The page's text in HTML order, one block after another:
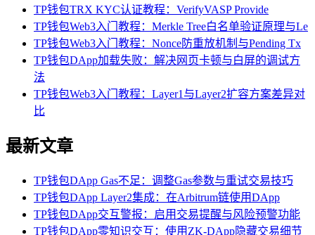
TP钱包TRX KYC认证教程：VerifyVASP Provide
TP钱包Web3入门教程：Merkle Tree白名单验证原理与Le
TP钱包Web3入门教程：Nonce防重放机制与Pending Tx
TP钱包DApp加载失败：解决网页卡顿与白屏的调试方
法
TP钱包Web3入门教程：Layer1与Layer2扩容方案差异对
比
最新文章
TP钱包DApp Gas不足：调整Gas参数与重试交易技巧
TP钱包DApp Layer2集成：在Arbitrum链使用DApp
TP钱包DApp交互警报：启用交易提醒与风险预警功能
TP钱包DApp零知识交互：使用ZK-DApp隐藏交易细节